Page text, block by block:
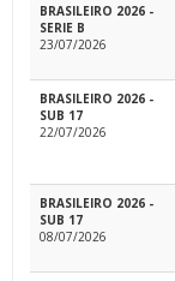
BRASILEIRO 2026 -
SERIE B
23/07/2026
BRASILEIRO 2026 -
SUB 17
22/07/2026
BRASILEIRO 2026 -
SUB 17
08/07/2026